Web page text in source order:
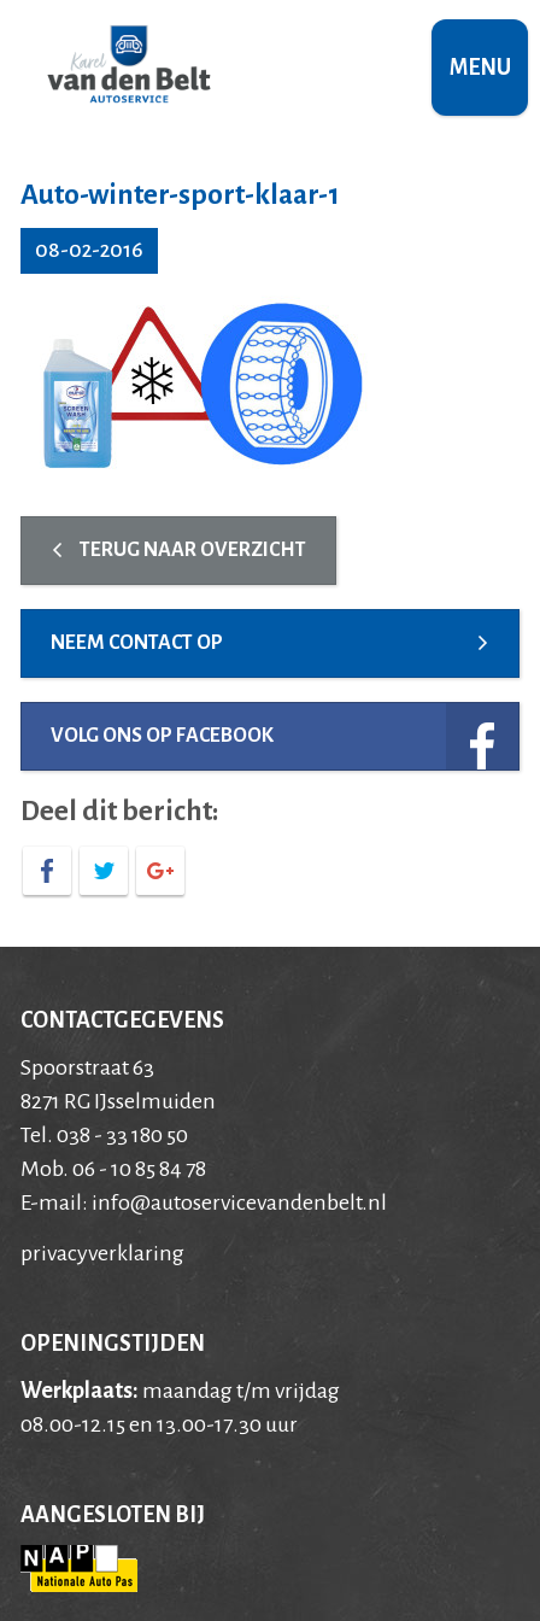
MENU
Auto-winter-sport-klaar-1
08-02-2016
TERUG NAAR OVERZICHT
NEEM CONTACT OP
VOLG ONS OP FACEBOOK
Deel dit bericht:
CONTACTGEGEVENS
Spoorstraat 63
8271 RG IJsselmuiden
Tel. 038 - 33 180 50
Mob. 06 - 10 85 84 78
E-mail: info@autoservicevandenbelt.nl
privacyverklaring
OPENINGSTIJDEN
Werkplaats: maandag t/m vrijdag
08.00-12.15 en 13.00-17.30 uur
AANGESLOTEN BIJ